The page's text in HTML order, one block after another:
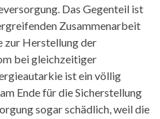
Das Gegenteil ist
Zusammenarbeit
zur Herstellung der
bei gleichzeitiger
ist ein völlig
Ende für die Sicherstellung
sogar schädlich, weil die